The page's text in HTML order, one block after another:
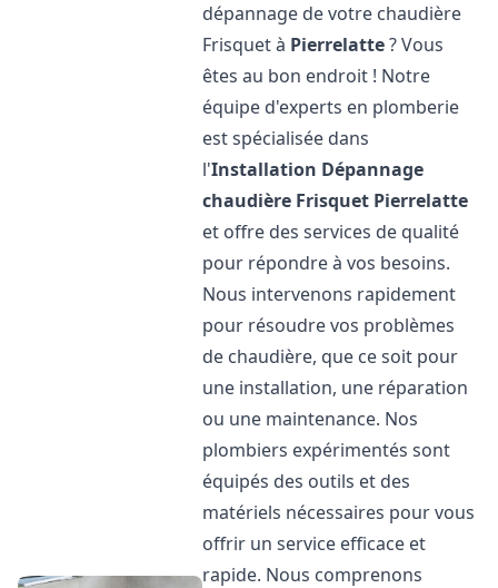
dépannage de votre chaudière
Frisquet à Pierrelatte? Vous
êtes au bon endroit ! Notre
équipe d'experts en plomberie
est spécialisée dans
l'Installation Dépannage
chaudière Frisquet Pierrelatte
et offre des services de qualité
pour répondre à vos besoins.
Nous intervenons rapidement
pour résoudre vos problèmes
de chaudière, que ce soit pour
une installation, une réparation
ou une maintenance. Nos
plombiers expérimentés sont
équipés des outils et des
matériels nécessaires pour vous
offrir un service efficace et
rapide. Nous comprenons